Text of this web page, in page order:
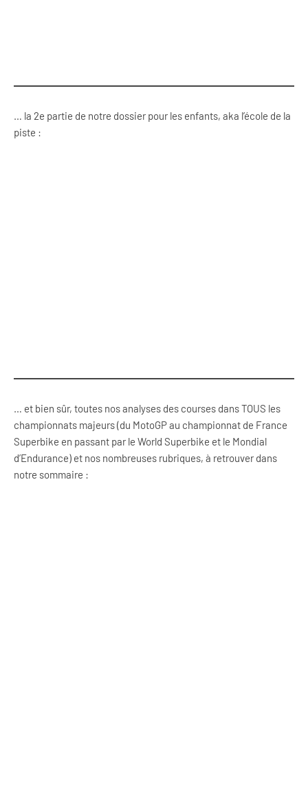
… la 2e partie de notre dossier pour les enfants, aka l’école de la
piste :
… et bien sûr, toutes nos analyses des courses dans TOUS les
championnats majeurs (du MotoGP au championnat de France
Superbike en passant par le World Superbike et le Mondial
d’Endurance) et nos nombreuses rubriques, à retrouver dans
notre sommaire :